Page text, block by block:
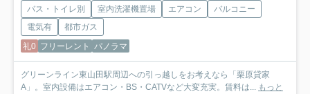
バス・トイレ別 室内洗濯機置場 エアコン
バルコニー
電気有
都市ガス
礼0 フリーレント パノラマ
グリーンライン東山田駅周辺への引っ越しをお考えなら「栗原貸家
A」。室内設備はエアコン・BS・CATVなど大変充実。賃料は... もっと